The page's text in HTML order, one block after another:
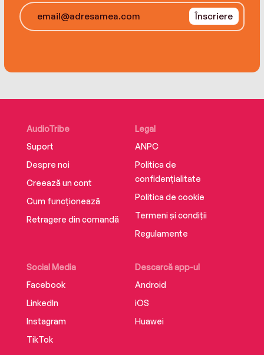
Înscriere
AudioTribe
Suport
Despre noi
Creează un cont
Cum funcționează
Retragere din comandă
Social Media
Facebook
LinkedIn
Instagram
TikTok
Descarcă app-ul
Android
iOS
Huawei
Legal
ANPC
Politica de
confidențialitate
Politica de cookie
Termeni și condiții
Regulamente